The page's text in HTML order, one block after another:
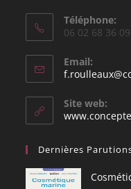
Téléphone:
06 02 68 36 09
Email:
Site web:
Dernières